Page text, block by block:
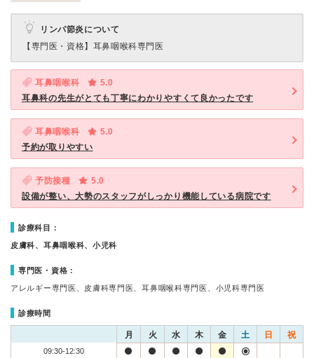
リンパ節炎について
【専門医・資格】 耳鼻咽喉科専門医
耳鼻咽喉科
5.0
耳鼻科の先生がとても丁寧にわかりやすくて良かったです
耳鼻咽喉科
5.0
予約が取りやすい
予防接種
5.0
設備が整い、大勢のスタッフがしっかり機能している病院です
診療科目：
皮膚科、耳鼻咽喉科、小児科
専門医・資格：
アレルギー専門医、皮膚科専門医、耳鼻咽喉科専門医、小児科専門医
診療時間
月 火 水 木 金 土 日 祝
09:30-12:30